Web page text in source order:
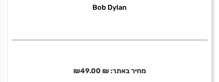
Bob Dylan
מחיר באתר:₪
₪49.00